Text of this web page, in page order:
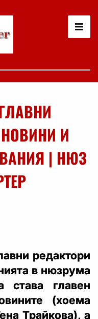
И
| НЮЗ
редактори
в нюзрума
става главен
(хоема
Трайкова), а